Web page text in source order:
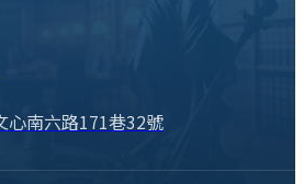
心南六路171巷32號